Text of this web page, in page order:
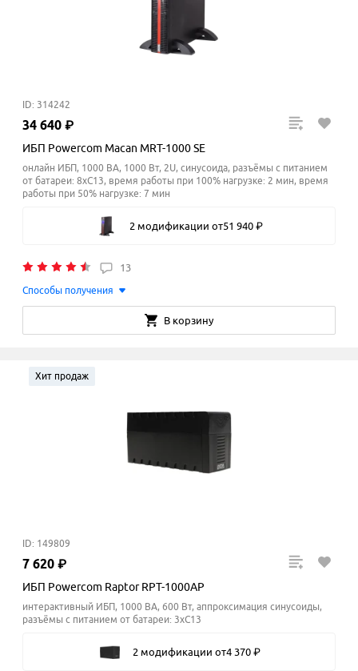
ID: 314242
34 640 ₽
ИБП Powercom Macan MRT-1000 SE
онлайн ИБП, 1000 ВА, 1000 Вт, 2U, синусоида, разъёмы с питанием
от батареи: 8xC13, время работы при 100% нагрузке: 2 мин, время
работы при 50% нагрузке: 7 мин
2 модификации от51 940 ₽
13
Способы получения
В корзину
Хит продаж
ID: 149809
7 620 ₽
ИБП Powercom Raptor RPT-1000AP
интерактивный ИБП, 1000 ВА, 600 Вт, аппроксимация синусоиды,
разъёмы с питанием от батареи: 3xC13
2 модификации от4 370 ₽